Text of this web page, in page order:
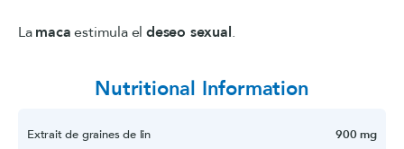
Lamacaestimula eldeseo sexual.
Nutritional Information
Extrait de graines de lin 900 mg